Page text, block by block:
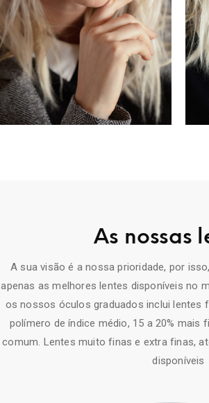
As nossas
A sua visão é a nossa prioridade, por
apenas as melhores lentes disponíveis no
os nossos óculos graduados inclui lentes
polímero de índice médio, 15 a 20% mais
comum. Lentes muito finas e extra finas,
disponíveis